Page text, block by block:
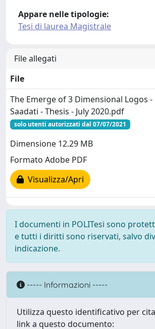
Appare nelle tipologie:
Tesi di laurea Magistrale
File allegati
File
The Emerge of 3 Dimensional Logos
Saadati - Thesis - July 2020.pdf
solo utenti autorizzati dal 07/07/2021
Dimensione 12.29 MB
Formato Adobe PDF
Visualizza/Apri
I documenti in POLITesi sono
e tutti i diritti sono riservati, salvo
indicazione.
----- Informazioni -----
Utilizza questo identificativo per
link a questo documento: